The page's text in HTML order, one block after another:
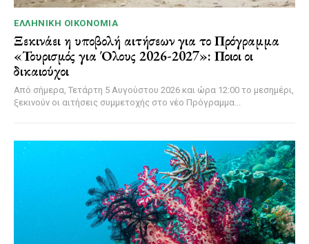
ΕΛΛΗΝΙΚΉ ΟΙΚΟΝΟΜΊΑ
Ξεκινάει η υποβολή αιτήσεων για το Πρόγραμμα
«Τουρισμός για Όλους 2026-2027»: Ποιοι οι
δικαιούχοι
Από σήμερα, Τετάρτη 5 Αυγούστου 2026 και ώρα 12:00 το μεσημέρι,
ξεκινούν οι αιτήσεις συμμετοχής στο νέο Πρόγραμμα...